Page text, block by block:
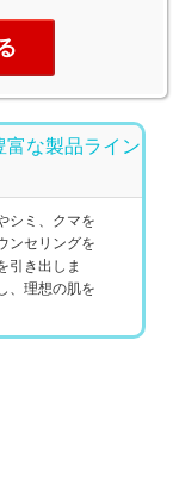
富な製品ライン
シミ、クマを
ンセリングを
引き出しま
、理想の肌を